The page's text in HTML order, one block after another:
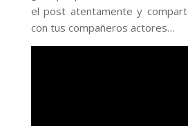
el post atentamente y
con tus compañeros actores…